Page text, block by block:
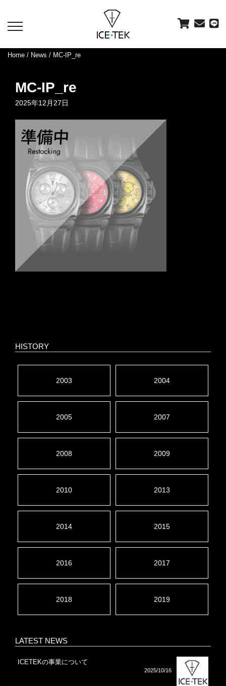
toggle
Home / News / MC-IP_re
MC-IP_re
2025年12月27日
HISTORY
2003 2004
2005 2007
2008 2009
2010 2013
2014 2015
2016 2017
2018 2019
LATEST NEWS
ICETEKの事業について
2025/10/16